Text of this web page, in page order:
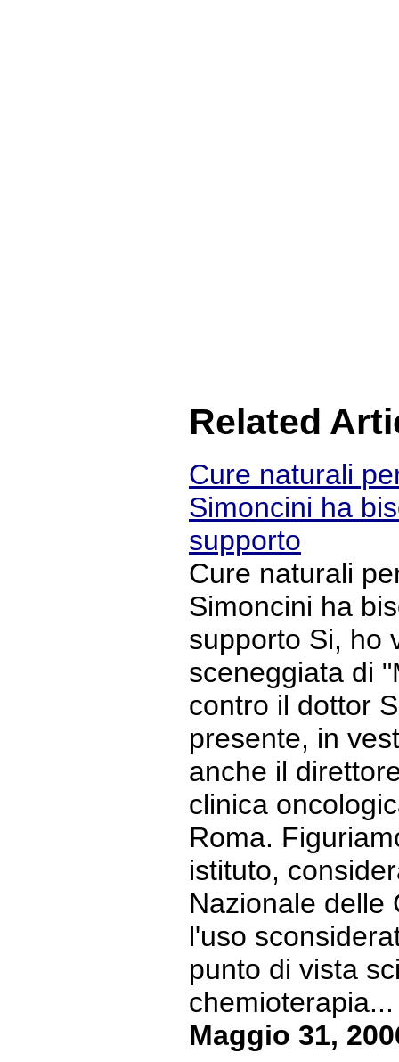
Related
Cure naturali
Simoncini ha
supporto
Cure naturali
Simoncini ha
supporto Si, ho
sceneggiata di
contro il dottor
presente, in
anche il
clinica
Roma.
istituto,
Nazionale delle
l'uso
punto di vista
Maggio 31,